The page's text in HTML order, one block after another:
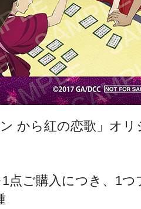
から紅の恋歌」オ
点ご購入につき、1